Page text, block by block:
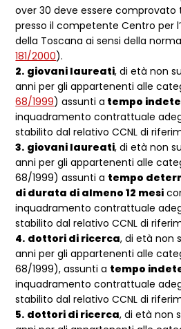
over 30 deve essere comprovato
presso il competente Centro per
della Toscana ai sensi della
181/2000).
2. giovani laureati, di età non
anni per gli appartenenti alle
68/1999) assunti a tempo
inquadramento contrattuale
stabilito dal relativo CCNL di
3. giovani laureati, di età non
anni per gli appartenenti alle
68/1999) assunti a tempo
di durata di almeno 12 mesi
inquadramento contrattuale
stabilito dal relativo CCNL di
4. dottori di ricerca, di età non
anni per gli appartenenti alle
68/1999), assunti a tempo
inquadramento contrattuale
stabilito dal relativo CCNL di
5. dottori di ricerca, di età non